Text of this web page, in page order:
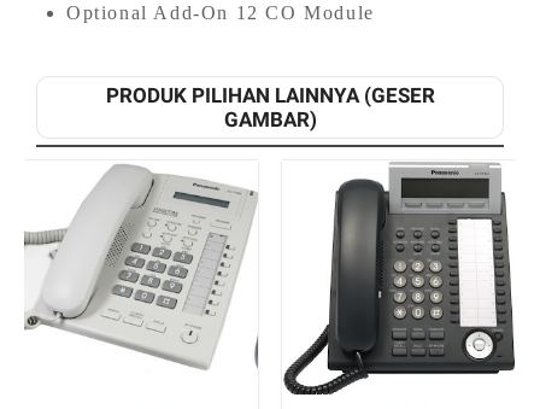
Optional Add-On 12 CO Module
PRODUK PILIHAN LAINNYA (GESER
GAMBAR)